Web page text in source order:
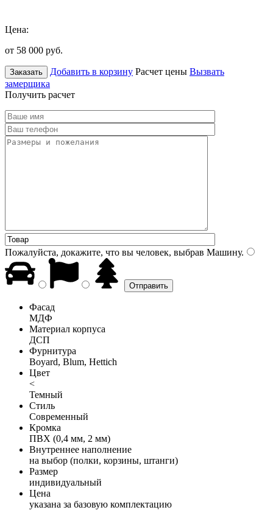
Цена:
от 58 000 руб.
Заказать Добавить в корзину Расчет цены Вызвать
замерщика
Получить расчет
Пожалуйста, докажите, что вы человек, выбрав Машину.
Фасад
МДФ
Материал корпуса
ДСП
Фурнитура
Boyard, Blum, Hettich
Цвет
<
Темный
Стиль
Современный
Кромка
ПВХ (0,4 мм, 2 мм)
Внутреннее наполнение
на выбор (полки, корзины, штанги)
Размер
индивидуальный
Цена
указана за базовую комплектацию